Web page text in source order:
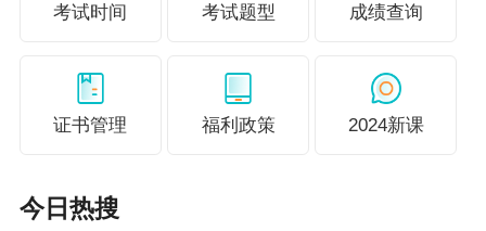
考试时间 考试题型 成绩查询
证书管理 福利政策 2024新课
今日热搜